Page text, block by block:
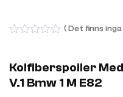
of
5
( Det finns
Kolfiberspoiler
V.1 Bmw 1 M E82